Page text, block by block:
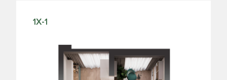
1Х-1